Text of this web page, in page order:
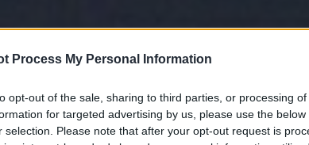
Process My Personal Information
opt-out of the sale, sharing to third parties, or processing
for targeted advertising by us, please use the
selection. Please note that after your opt-out request is